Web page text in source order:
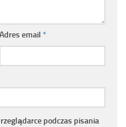
Adres email *
podczas pisania